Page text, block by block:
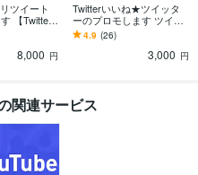
ツイート
【Twitte
イート10
8,000 円
Twitterいいね★ツイッタ
ーのプロモします ツイッ
ター（Twitter）100いいね
到達するまで宣伝
4.9 (26)
3,000 円
関連サービス